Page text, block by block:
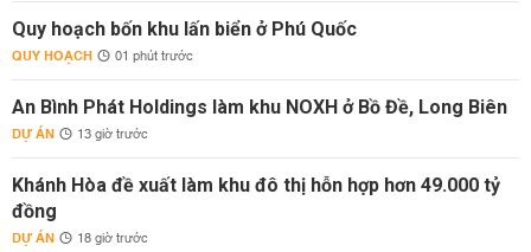
Quy hoạch bốn khu lấn biển ở Phú Quốc
QUY HOẠCH 01 phút trước
An Bình Phát Holdings làm khu NOXH ở Bồ Đề, Long Biên
DỰ ÁN 13 giờ trước
Khánh Hòa đề xuất làm khu đô thị hỗn hợp hơn 49.000 tỷ
đồng
DỰ ÁN 18 giờ trước